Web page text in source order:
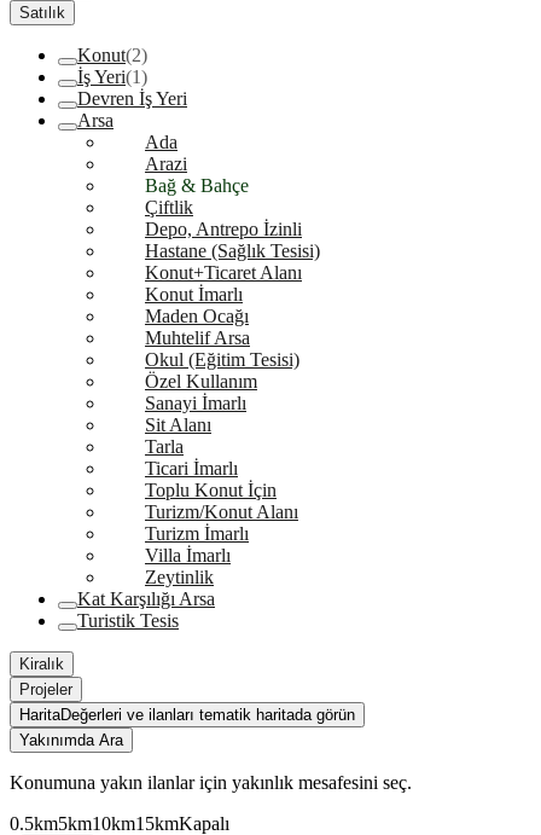
Satılık
Konut(2)
İş Yeri(1)
Devren İş Yeri
Arsa
Ada
Arazi
Bağ & Bahçe
Çiftlik
Depo, Antrepo İzinli
Hastane (Sağlık Tesisi)
Konut+Ticaret Alanı
Konut İmarlı
Maden Ocağı
Muhtelif Arsa
Okul (Eğitim Tesisi)
Özel Kullanım
Sanayi İmarlı
Sit Alanı
Tarla
Ticari İmarlı
Toplu Konut İçin
Turizm/Konut Alanı
Turizm İmarlı
Villa İmarlı
Zeytinlik
Kat Karşılığı Arsa
Turistik Tesis
Kiralık
Projeler
HaritaDeğerleri ve ilanları tematik haritada görün
Yakınımda Ara
Konumuna yakın ilanlar için yakınlık mesafesini seç.
0.5km5km10km15kmKapalı